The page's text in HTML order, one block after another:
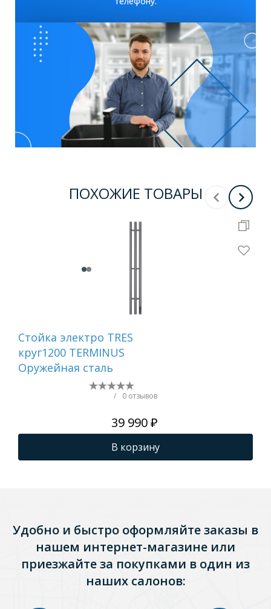
ПОХОЖИЕ ТОВАРЫ
Стойка электро TRES
круг1200 TERMINUS
Оружейная сталь
/ 0 отзывов
39 990 ₽
В корзину
Удобно и быстро оформляйте заказы в
нашем интернет-магазине или
приезжайте за покупками в один из
наших салонов: